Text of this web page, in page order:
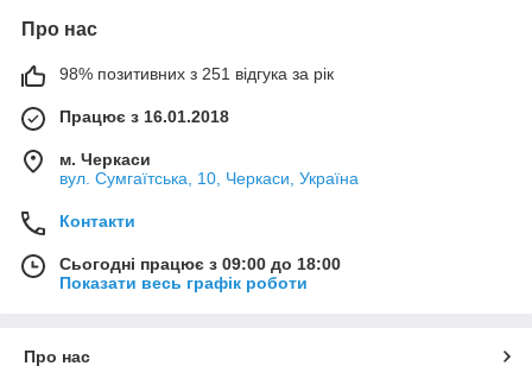
Про нас
98% позитивних з 251 відгука за рік
Працює з 16.01.2018
м. Черкаси
вул. Сумгаїтська, 10, Черкаси, Україна
Контакти
Сьогодні працює з 09:00 до 18:00
Показати весь графік роботи
Про нас